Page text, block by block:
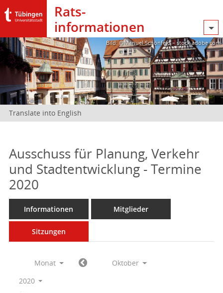
Rats­
informationen
Bild: @Manuel Schönfeld – stock.adobe.com
Translate into English
Ausschuss für Planung, Verkehr
und Stadtentwicklung - Termine
2020
Informationen Mitglieder
Sitzungen
Monat
Oktober
2020